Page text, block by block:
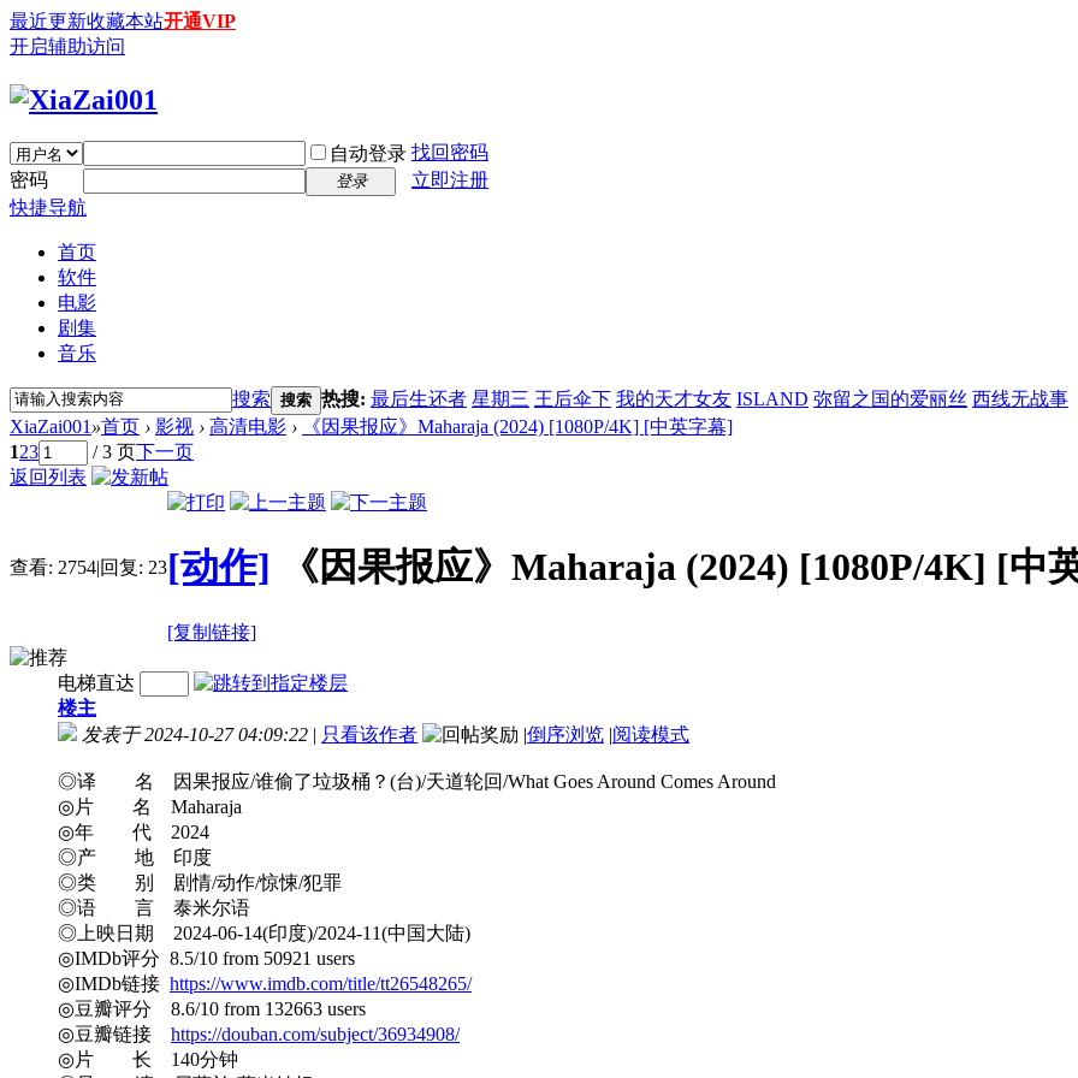
最近更新收藏本站开通VIP
开启辅助访问
自动登录 找回密码
密码
登录
立即注册
快捷导航
首页
软件
电影
剧集
音乐
搜索 搜索 热搜: 最后生还者 星期三 王后伞下 我的天才女友 ISLAND 弥留之国的爱丽丝 西线无战事
XiaZai001 »首页 › 影视 › 高清电影 ›
《因果报应》Maharaja (2024) [1080P/4K] [中英字幕]
123 / 3 页下一页
返回列表
查看: 2754|回复: 23[动作] 《因果报应》Maharaja (2024) [1080P/4K] [中
[复制链接]
电梯直达
楼主
发表于 2024-10-27 04:09:22 | 只看该作者 |倒序浏览 |阅读模式
◎译 名 因果报应/谁偷了垃圾桶？(台)/天道轮回/What Goes Around Comes Around
◎片 名 Maharaja
◎年 代 2024
◎产 地 印度
◎类 别 剧情/动作/惊悚/犯罪
◎语 言 泰米尔语
◎上映日期 2024-06-14(印度)/2024-11(中国大陆)
◎IMDb评分 8.5/10 from 50921 users
◎IMDb链接 https://www.imdb.com/title/tt26548265/
◎豆瓣评分 8.6/10 from 132663 users
◎豆瓣链接 https://douban.com/subject/36934908/
◎片 长 140分钟